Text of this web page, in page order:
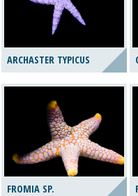
ARCHASTER TYPICUS
FROMIA SP.